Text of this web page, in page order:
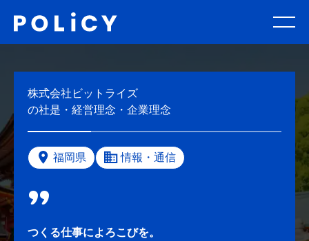
株式会社ビットライズ
の社是・経営理念・企業理念
福岡県 情報・通信
つくる仕事によろこびを。